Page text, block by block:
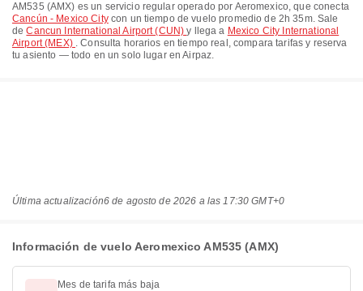
AM535 (AMX) es un servicio regular operado por Aeromexico, que conecta
Cancún - Mexico Citycon un tiempo de vuelo promedio de 2h 35m. Sale
deCancun International Airport (CUN)y llega a Mexico City International
Airport (MEX) . Consulta horarios en tiempo real, compara tarifas y reserva
tu asiento — todo en un solo lugar en Airpaz.
Última actualización6 de agosto de 2026 a las 17:30 GMT+0
Información de vuelo Aeromexico AM535 (AMX)
Mes de tarifa más baja